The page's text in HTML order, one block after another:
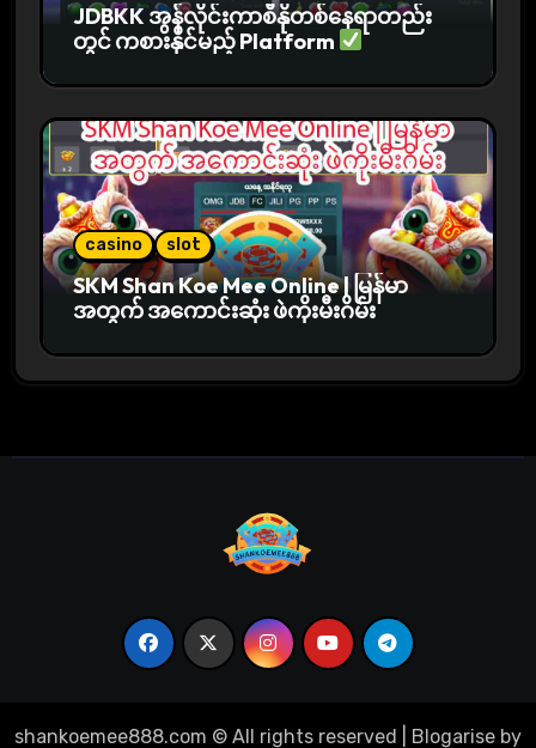
JDBKK အွန်လိုင်းကာစီနိုတစ်နေရာတည်း
တွင် ကစားနိုင်မည့် Platform
casino slot
SKM Shan Koe Mee Online | မြန်မာ
အတွက် အကောင်းဆုံး ဖဲကိုးမီးဂိမ်း
shankoemee888.com © All rights reserved Blogarise by